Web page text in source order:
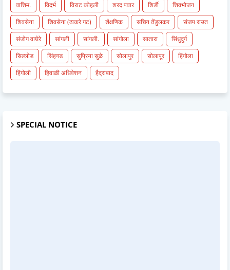
वाशिम.
विदर्भ विराट कोहली शरद पवार शिर्डी
शिवभोजन
शिवसेना
शिवसेना (ठाकरे गट) शैक्षणिक सचिन तेंडुलकर
संजय राउत
संजोग वाघेरे
सांगली सांगली. सांगोला सातारा
सिंधुदुर्ग
सिल्लोड
सिंहगड सुप्रिया सुळे सोलापुर सोलापूर
हिंगोला
हिंगोली
हिवाळी अधिवेशन हैद्राबाद
SPECIAL NOTICE